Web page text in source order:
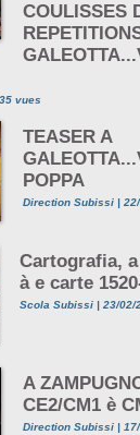
COULISSES
vues
TEASER A
POPPA
Direction Subissi |
Cartografia,
à e carte
Scola Subissi | 23/02/
A
CE2/CM1 è
Direction Subissi |